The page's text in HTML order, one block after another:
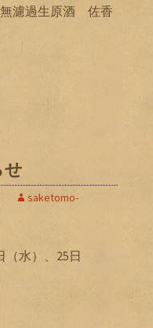
濾過生原酒 佐香
せ
saketomo-
（水）、25日